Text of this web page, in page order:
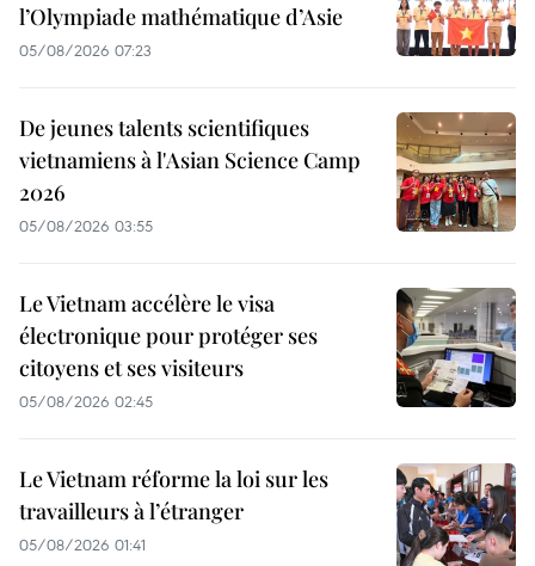
l’Olympiade mathématique d’Asie
05/08/2026 07:23
De jeunes talents scientifiques
vietnamiens à l'Asian Science Camp
2026
05/08/2026 03:55
Le Vietnam accélère le visa
électronique pour protéger ses
citoyens et ses visiteurs
05/08/2026 02:45
Le Vietnam réforme la loi sur les
travailleurs à l’étranger
05/08/2026 01:41